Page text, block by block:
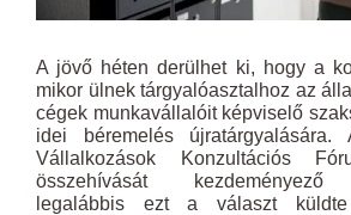
A jövő héten derülhet ki, hogy a
mikor ülnek tárgyalóasztalhoz az
cégek munkavállalóit képviselő
idei béremelés újratárgyalására.
Vállalkozások Konzultációs
összehívását kezdeményező
legalábbis ezt a választ